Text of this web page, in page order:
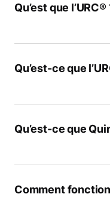
Qu’est que l’URC®
Qu’est-ce que
Qu’est-ce que
Comment